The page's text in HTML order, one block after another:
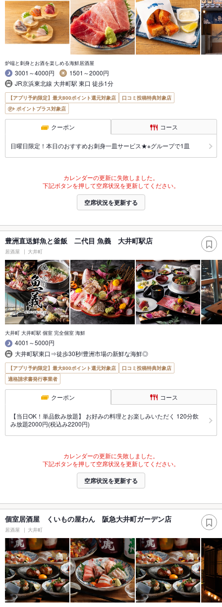
炉端と刺身とお酒を楽しめる海鮮居酒屋
3001～4000円
1501～2000円
JR京浜東北線 大井町駅 東口 徒歩1分
【アプリ予約限定】最大800ポイント還元対象店
口コミ投稿特典対象店
ポイントプラス対象店
クーポン コース
日曜日限定！本日のおすすめお刺身一皿サービス★※グループで1皿
カレンダーの更新に失敗しました。
下記ボタンを押して空席状況を更新してください。
空席状況を更新する
豊洲直送鮮魚と釜飯 二代目 魚義 大井町駅店
居酒屋 大井町
大井町 大井町駅 個室 完全個室 海鮮
4001～5000円
大井町駅東口⇒徒歩30秒!豊洲市場の新鮮な海鮮◎
【アプリ予約限定】最大800ポイント還元対象店
口コミ投稿特典対象店
適格請求書発行事業者
クーポン コース
【当日OK！単品飲み放題】 お好みの料理とお楽しみいただく 120分飲
み放題2000円(税込み2200円)
カレンダーの更新に失敗しました。
下記ボタンを押して空席状況を更新してください。
空席状況を更新する
個室居酒屋 くいもの屋わん 阪急大井町ガーデン店
居酒屋 大井町